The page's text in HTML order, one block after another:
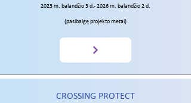
2023 m. balandžio 3 d.- 2026 m. balandžio 2 d.
(pasibaigę projekto metai)
CROSSING PROTECT